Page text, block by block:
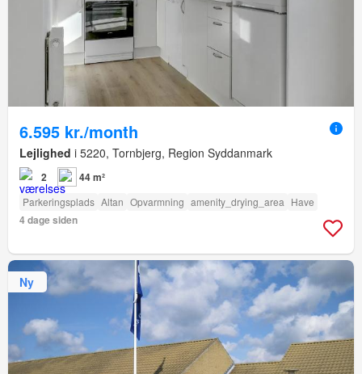
6.595 kr./month
Lejlighed i 5220, Tornbjerg, Region Syddanmark
2 44 m²
Parkeringsplads Altan Opvarmning amenity_drying_area Have
4 dage siden
Ny